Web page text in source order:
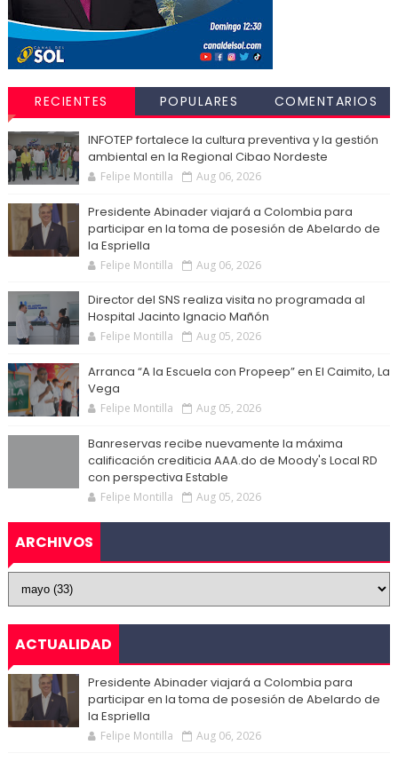
RECIENTES POPULARES COMENTARIOS
INFOTEP fortalece la cultura preventiva y la gestión
ambiental en la Regional Cibao Nordeste
Felipe Montilla Aug 06, 2026
Presidente Abinader viajará a Colombia para
participar en la toma de posesión de Abelardo de
la Espriella
Felipe Montilla Aug 06, 2026
Director del SNS realiza visita no programada al
Hospital Jacinto Ignacio Mañón
Felipe Montilla Aug 05, 2026
Arranca “A la Escuela con Propeep” en El Caimito, La
Vega
Felipe Montilla Aug 05, 2026
Banreservas recibe nuevamente la máxima
calificación crediticia AAA.do de Moody's Local RD
con perspectiva Estable
Felipe Montilla Aug 05, 2026
ARCHIVOS
ACTUALIDAD
Presidente Abinader viajará a Colombia para
participar en la toma de posesión de Abelardo de
la Espriella
Felipe Montilla Aug 06, 2026